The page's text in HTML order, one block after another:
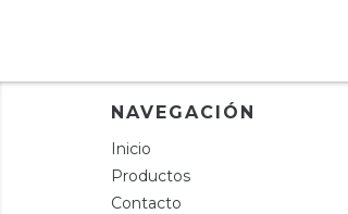
NAVEGACIÓN
Inicio
Productos
Contacto